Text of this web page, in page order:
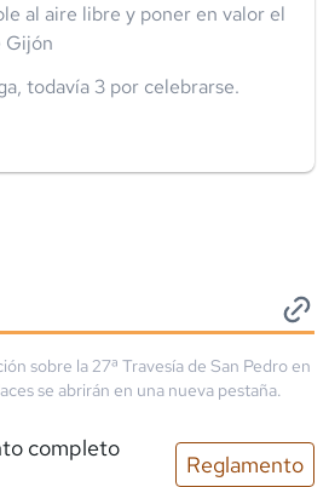
al aire libre y poner en valor el
Gijón
, todavía 3 por celebrarse.
sobre la27ª Travesía de San Pedro en
se abrirán en una nueva pestaña.
completo
Reglamento